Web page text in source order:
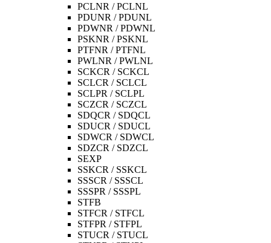
PCLNR / PCLNL
PDUNR / PDUNL
PDWNR / PDWNL
PSKNR / PSKNL
PTFNR / PTFNL
PWLNR / PWLNL
SCKCR / SCKCL
SCLCR / SCLCL
SCLPR / SCLPL
SCZCR / SCZCL
SDQCR / SDQCL
SDUCR / SDUCL
SDWCR / SDWCL
SDZCR / SDZCL
SEXP
SSKCR / SSKCL
SSSCR / SSSCL
SSSPR / SSSPL
STFB
STFCR / STFCL
STFPR / STFPL
STUCR / STUCL